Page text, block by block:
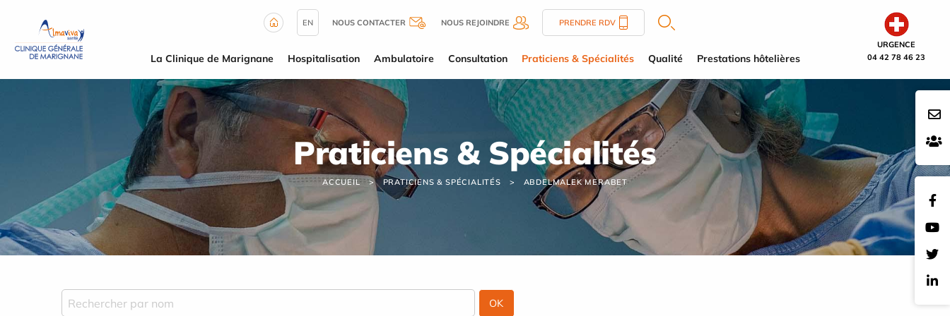
URGENCE
04 42 78 46 23
EN NOUS CONTACTER NOUS REJOINDRE PRENDRE RDV
La Clinique de Marignane Hospitalisation Ambulatoire Consultation Praticiens & Spécialités Qualité Prestations hôtelières
Praticiens & Spécialités
ACCUEIL PRATICIENS & SPÉCIALITÉS ABDELMALEK MERABET